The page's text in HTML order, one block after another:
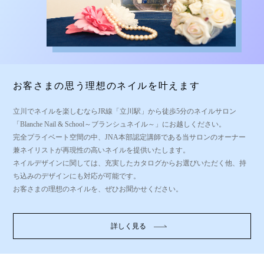
お客さまの思う理想のネイルを叶えます
立川でネイルを楽しむならJR線「立川駅」から徒歩5分のネイルサロン
「Blanche Nail & School～ブランシュネイル～」にお越しください。
完全プライベート空間の中、JNA本部認定講師である当サロンのオーナー
兼ネイリストが再現性の高いネイルを提供いたします。
ネイルデザインに関しては、充実したカタログからお選びいただく他、持
ち込みのデザインにも対応が可能です。
お客さまの理想のネイルを、ぜひお聞かせください。
詳しく見る